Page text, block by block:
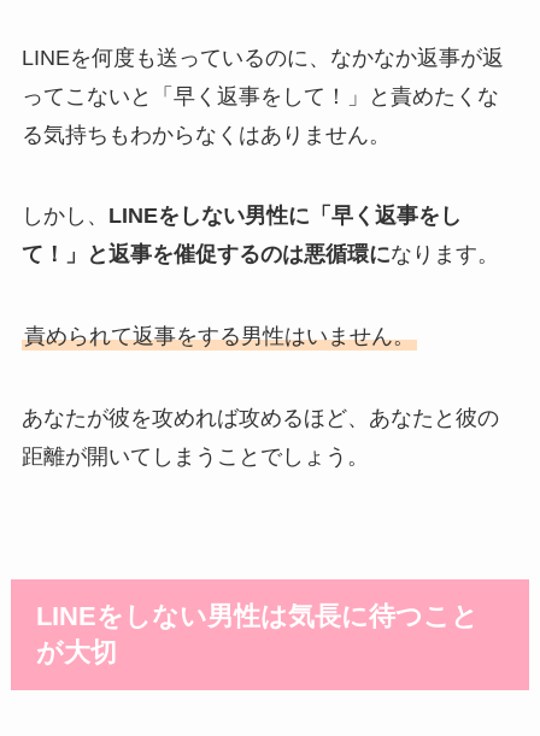
LINEを何度も送っているのに、なかなか返事が返
ってこないと「早く返事をして！」と責めたくな
る気持ちもわからなくはありません。
しかし、 LINEをしない男性に「早く返事をし
て！」と返事を催促するのは悪循環になります。
責められて返事をする男性はいません。
あなたが彼を攻めれば攻めるほど、あなたと彼の
距離が開いてしまうことでしょう。
LINEをしない男性は気長に待つこと
が大切